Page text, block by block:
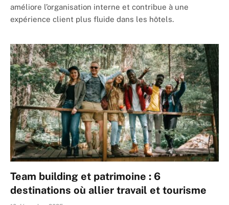
améliore l’organisation interne et contribue à une
expérience client plus fluide dans les hôtels.
Team building et patrimoine : 6
destinations où allier travail et tourisme